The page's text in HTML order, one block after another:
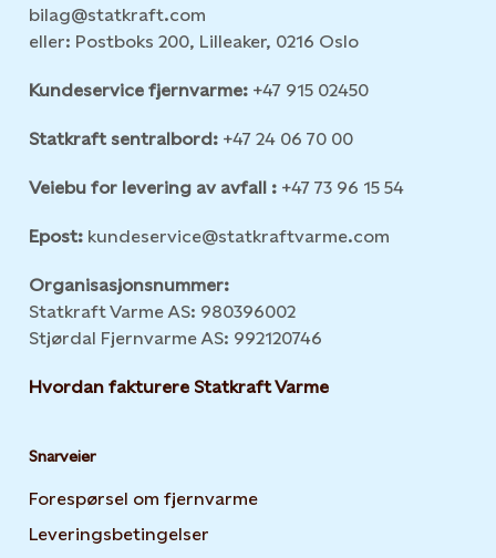
bilag@statkraft.com
eller: Postboks 200, Lilleaker, 0216 Oslo
Kundeservice fjernvarme: +47 915 02450
Statkraft sentralbord: +47 24 06 70 00
Veiebu for levering av avfall : +47 73 96 15 54
Epost: kundeservice@statkraftvarme.com
Organisasjonsnummer:
Statkraft Varme AS: 980396002
Stjørdal Fjernvarme AS: 992120746
Hvordan fakturere Statkraft Varme
Snarveier
Forespørsel om fjernvarme
Leveringsbetingelser